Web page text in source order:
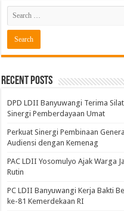
Recent Posts
DPD LDII Banyuwangi Terima
Sinergi Pemberdayaan Umat
Perkuat Sinergi Pembinaan
Audiensi dengan Kemenag
PAC LDII Yosomulyo Ajak Warga
Rutin
PC LDII Banyuwangi Kerja Bakti
ke-81 Kemerdekaan RI